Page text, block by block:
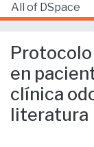
All of DSpace
en
clínica
literatura